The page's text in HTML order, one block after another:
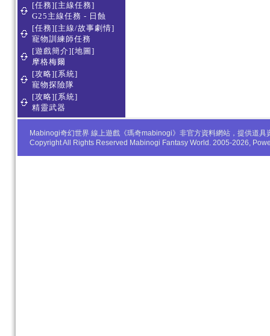
[任務][主線任務]
G25主線任務 - 日蝕
[任務][主線/故事劇情]
寵物訓練師任務
[遊戲簡介][地圖]
摩格梅爾
[攻略][系統]
寵物探險隊
[攻略][系統]
精靈武器
Mabinogi奇幻世界 線上遊戲《瑪奇mabinogi》非官方資料網站，提供道
Copyright All Rights Reserved Mabinogi Fantasy World. 2005-2026,